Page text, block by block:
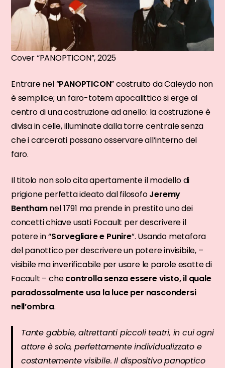
Cover “PANOPTICON”, 2025
Entrare nel “PANOPTICON” costruito da Caleydo non
è semplice; un faro-totem apocalittico si erge al
centro di una costruzione ad anello: la costruzione è
divisa in celle, illuminate dalla torre centrale senza
che i carcerati possano osservare all’interno del
faro.
Il titolo non solo cita apertamente il modello di
prigione perfetta ideato dal filosofoJeremy
Benthamnel 1791 ma prende in prestito uno dei
concetti chiave usati Focault per descrivere il
potere in “Sorvegliare e Punire”. Usando metafora
del panottico per descrivere un potere invisibile, –
visibile ma inverificabile per usare le parole esatte di
Focault – checontrolla senza essere visto, il quale
paradossalmente usa la luce per nascondersi
nell’ombra.
Tante gabbie, altrettanti piccoli teatri, in cui ogni
attore è solo, perfettamente individualizzato e
costantemente visibile. Il dispositivo panoptico